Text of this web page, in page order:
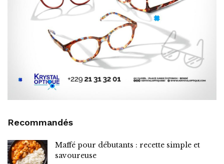
Recommandés
Maffé pour débutants : recette simple et
savoureuse